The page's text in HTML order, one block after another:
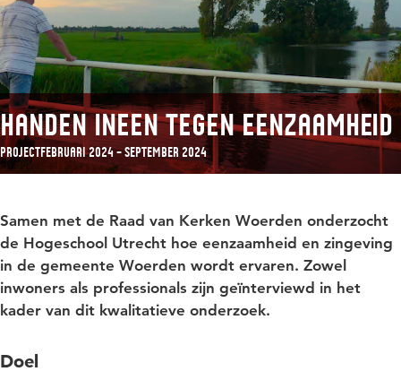
Handen ineen tegen eenzaamheid
Projectfebruari 2024 – september 2024
Samen met de Raad van Kerken Woerden onderzocht
de Hogeschool Utrecht hoe eenzaamheid en zingeving
in de gemeente Woerden wordt ervaren. Zowel
inwoners als professionals zijn geïnterviewd in het
kader van dit kwalitatieve onderzoek.
Doel